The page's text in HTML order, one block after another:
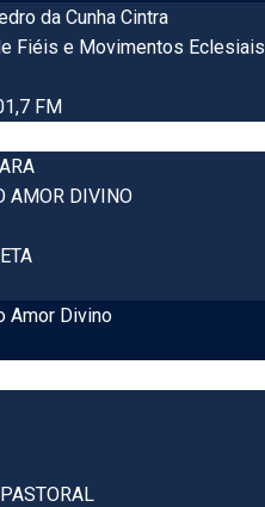
da Cunha Cintra
Fiéis e Movimentos Eclesiais
FM
AMOR DIVINO
Amor Divino